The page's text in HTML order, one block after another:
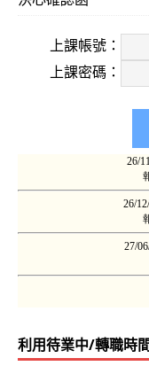
上課帳號：
上課密碼：
利用待業中/轉職時